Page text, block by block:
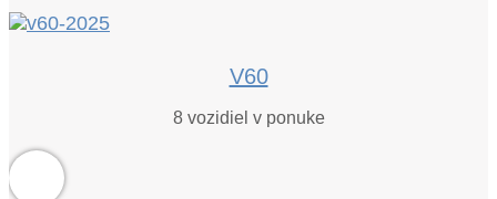
V60
8vozidiel v ponuke